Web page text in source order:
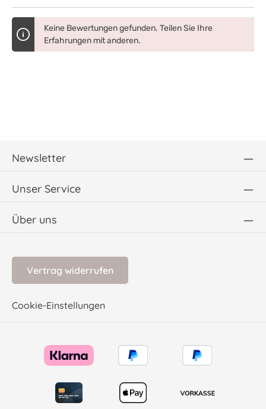
Keine Bewertungen gefunden. Teilen Sie Ihre
Erfahrungen mit anderen.
Newsletter
Unser Service
Über uns
Vertrag widerrufen
Cookie-Einstellungen